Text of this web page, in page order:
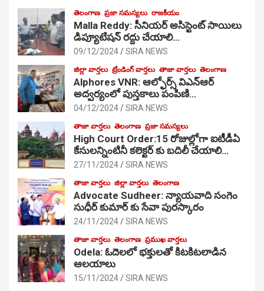
తెలంగాణ ప్రజా సమస్యలు రాజకీయం
Malla Reddy: సీనియర్ అసిస్టెంట్ సాయిలు
డిప్యూటేషన్ రద్దు చేయాలి…
09/12/2024 SIRA NEWS
జిల్లా వార్తలు ట్రేండింగ్ వార్తలు తాజా వార్తలు తెలంగాణ
Alphores VNR: ఆల్ఫోర్స్ విఎన్ఆర్
అద్వర్యంలో పుస్తకాలు పంపిణి…
04/12/2024 SIRA NEWS
తాజా వార్తలు తెలంగాణ ప్రజా సమస్యలు
High Court Order:15 రోజుల్లోగా ఐటీడీఏ
కేసులన్నింటినీ కలెక్టర్ కు బదిలీ చేయాలి…
27/11/2024 SIRA NEWS
తాజా వార్తలు జిల్లా వార్తలు తెలంగాణ
Advocate Sudheer: న్యాయవాది సంగెం
సుధీర్ కుమార్ కు సేవా పురస్కారం
24/11/2024 SIRA NEWS
తాజా వార్తలు తెలంగాణ ప్రముఖ వార్తలు
Odela: ఓదెల‌లో భక్తులతో కిటకిటలాడిన
ఆల‌యాలు
15/11/2024 SIRA NEWS